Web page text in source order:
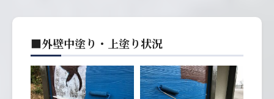
■外壁中塗り・上塗り状況